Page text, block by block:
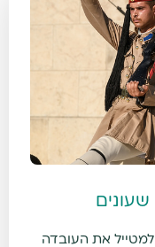
שעונים
למטייל את העובדה